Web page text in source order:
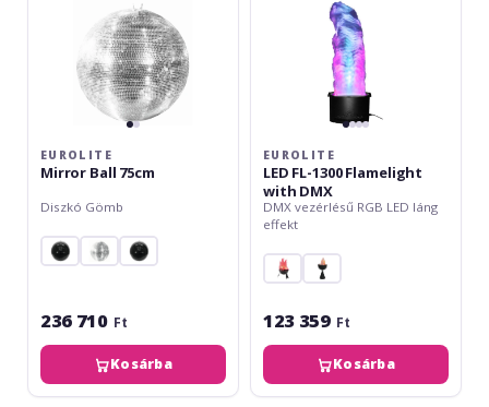
EUROLITE
Mirror Ball 75cm
Diszkó Gömb
236 710 Ft
Kosárba
EUROLITE
LED FL-1300 Flamelight
with DMX
DMX vezérlésű RGB LED láng
effekt
123 359 Ft
Kosárba